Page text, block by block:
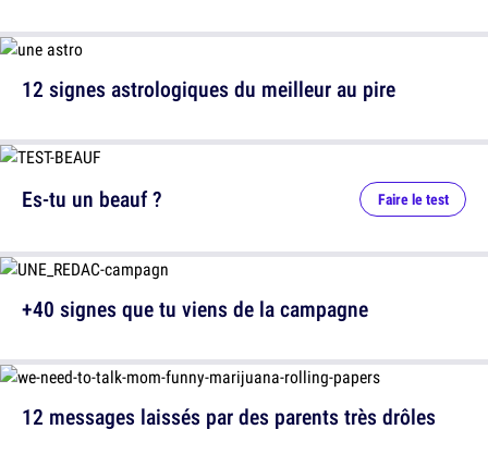
12 signes astrologiques du meilleur au pire
12 messages laissés par des parents très drôles
Es-tu un beauf ? Faire le test
+40 signes que tu viens de la campagne